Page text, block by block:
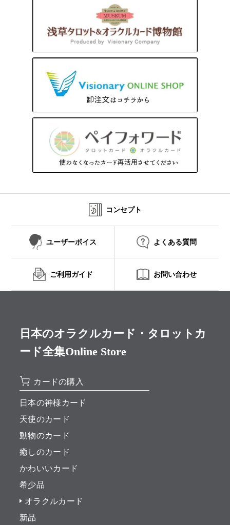
コンセプト
ユーザーボイス よくある質問
ご利用ガイド お問い合わせ
日本のオラクルカード・タロットカ
ード全集Online Store
カードの購入
日本の神様カード
天使のカード
動物のカード
癒しのカード
かわいいカード
希少品
オラクルカード
新品